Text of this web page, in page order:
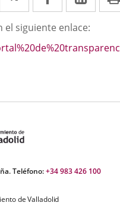
a
una
aplicación
a
una
aplicación
a
una
siguiente enlace:
Teléfono:+34 983 426 100
de Valladolid